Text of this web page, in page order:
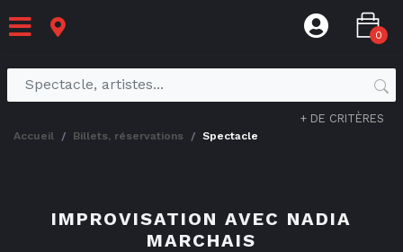
0
+ DE CRITÈRES
accueil billets, réservations spectacle
IMPROVISATION AVEC NADIA
MARCHAIS